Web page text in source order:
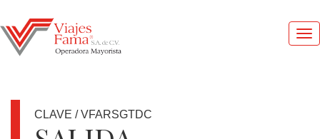
CLAVE / VFARSGTDC